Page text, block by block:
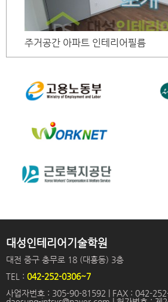
주거공간 아파트 인테리어필름
대성인테리어기술학원
대전 중구 충무로 18 (대흥동) 3층
TEL : 042-252-0306~7
사업자번호 : 305-90-81592 | FAX : 042-